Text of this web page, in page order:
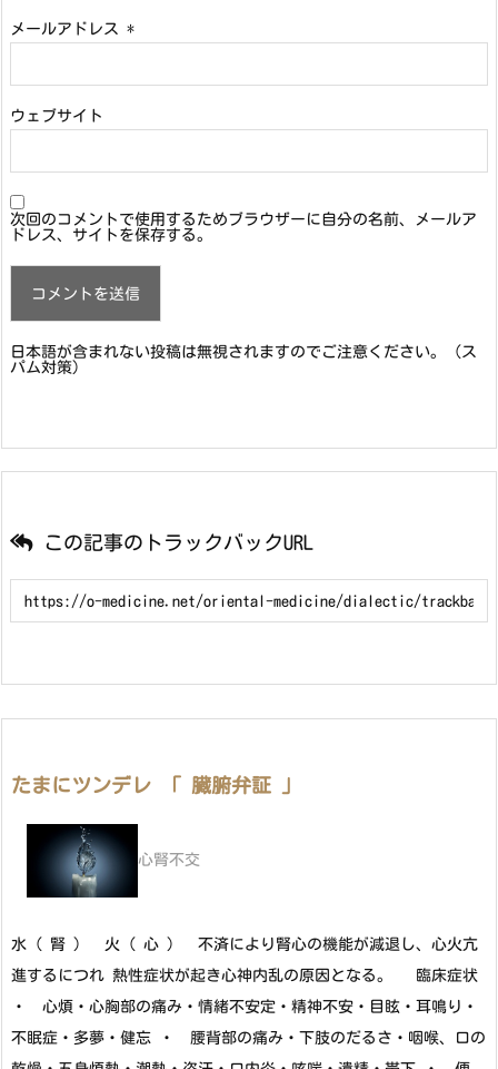
メールアドレス *
ウェブサイト
次回のコメントで使用するためブラウザーに自分の名前、メールア
ドレス、サイトを保存する。
日本語が含まれない投稿は無視されますのでご注意ください。（ス
パム対策）
この記事のトラックバックURL
たまにツンデレ 「 臓腑弁証 」
心腎不交
水（ 腎 ） 火（ 心 ） 不済により腎心の機能が減退し、心火亢
進するにつれ 熱性症状が起き心神内乱の原因となる。 臨床症状
・ 心煩・心胸部の痛み・情緒不安定・精神不安・目眩・耳鳴り・
不眠症・多夢・健忘 ・ 腰背部の痛み・下肢のだるさ・咽喉、口の